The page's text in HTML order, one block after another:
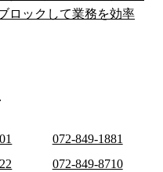
ロックして業務を効率
072-849-1881
072-849-8710